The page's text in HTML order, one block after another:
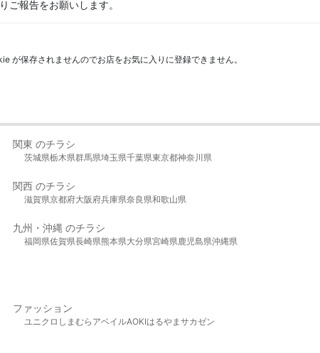
ご報告をお願いします。
が保存されませんのでお店をお気に入りに登録できません。
関東 のチラシ
茨城県栃木県群馬県埼玉県千葉県東京都神奈川県
関西 のチラシ
滋賀県京都府大阪府兵庫県奈良県和歌山県
九州・沖縄 のチラシ
福岡県佐賀県長崎県熊本県大分県宮崎県鹿児島県沖縄県
ファッション
ユニクロ しまむら アベイルAOKIはるやま サカゼン